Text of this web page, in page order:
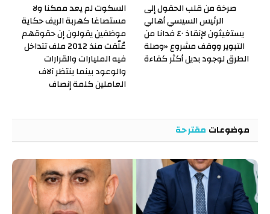
صرخة من قلب الحقول إلى
الرئيس السيسي أهالي
يستغيثون لإنقاذ ٤٠ فدانا من
التبوير ووقف مشروع «وصلة
الطرق لوجود بديل أكثر كفاءة
السكوت لم يعد ممكنا ولا
مستصاغا كهربة الريف حكاية
موظفين يقولون إن حقوقهم
عُلّقت منذ 2012 ملف تتداخل
فيه المليارات والقرارات
والوعود بينما ينتظر آلاف
العاملين كلمة إنصاف
موضوعات مقترحة